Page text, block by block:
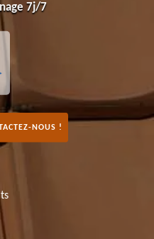
7j/7
NOUS !